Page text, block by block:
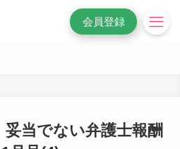
会員登録
妥当でない弁護士報酬